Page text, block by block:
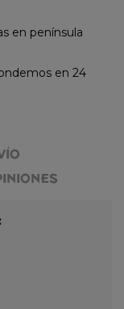
en península
en 24